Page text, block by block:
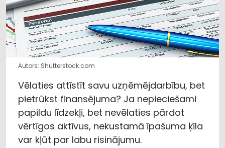
Autors: Shutterstock.com
Vēlaties attīstīt savu uzņēmējdarbību, bet
pietrūkst finansējuma? Ja nepieciešami
papildu līdzekļi, bet nevēlaties pārdot
vērtīgos aktīvus, nekustamā īpašuma ķīla
var kļūt par labu risinājumu.